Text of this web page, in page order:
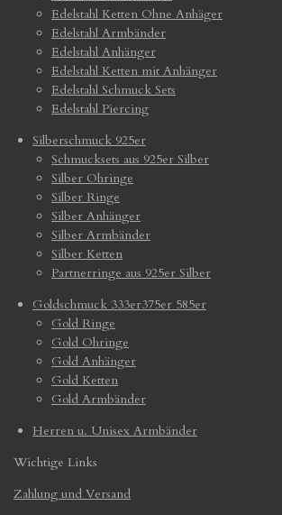
Edelstahl Ketten Ohne Anhäger
Edelstahl Armbänder
Edelstahl Anhänger
Edelstahl Ketten mit Anhänger
Edelstahl Schmuck Sets
Edelstahl Piercing
Silberschmuck 925er
Schmucksets aus 925er Silber
Silber Ohringe
Silber Ringe
Silber Anhänger
Silber Armbänder
Silber Ketten
Partnerringe aus 925er Silber
Goldschmuck 333er375er 585er
Gold Ringe
Gold Ohringe
Gold Anhänger
Gold Ketten
Gold Armbänder
Herren u. Unisex Armbänder
Wichtige Links
Zahlung und Versand